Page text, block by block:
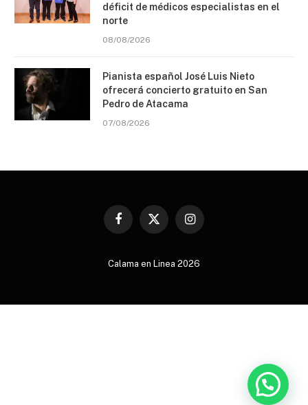
déficit de médicos especialistas en el
norte
08/08/2026
Pianista español José Luis Nieto
ofrecerá concierto gratuito en San
Pedro de Atacama
07/08/2026
Facebook
X
Instagram
Calama en Linea 2026